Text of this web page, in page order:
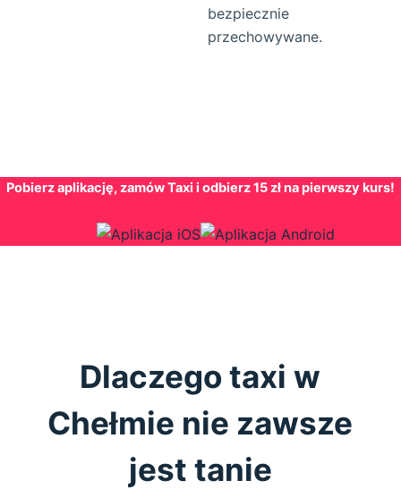
bezpiecznie
przechowywane.
Pobierz aplikację, zamów Taxi i odbierz 15 zł na pierwszy kurs!
Dlaczego taxi w
Chełmie nie zawsze
jest tanie